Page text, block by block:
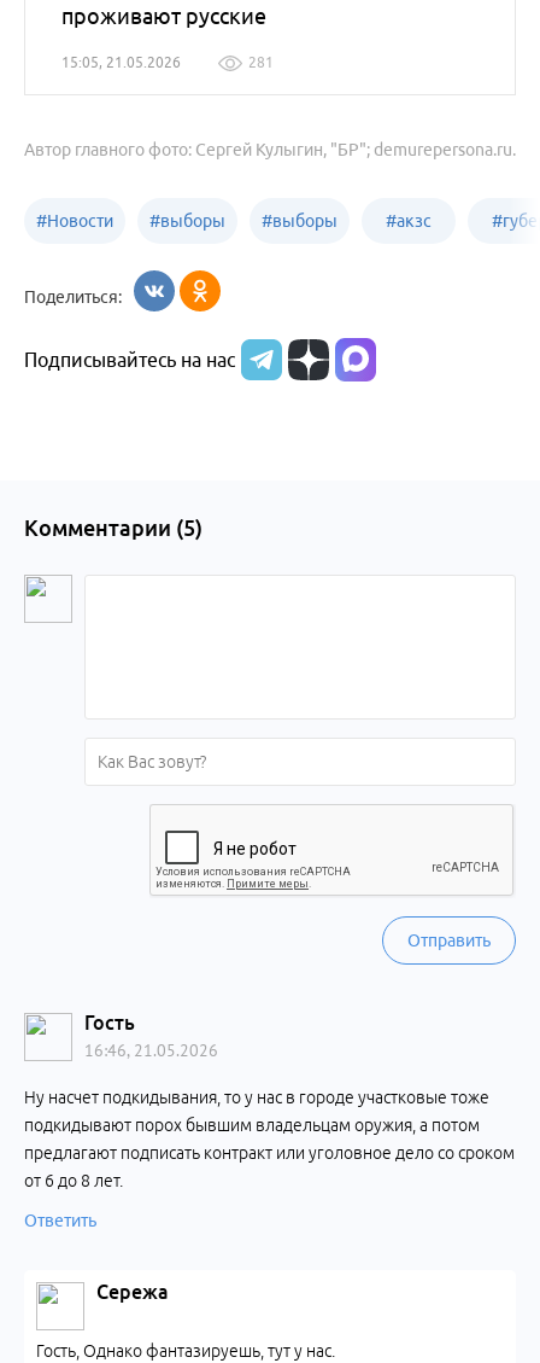
проживают русские
15:05, 21.05.2026 281
Автор главного фото: Сергей Кулыгин, "БР"; demurepersona.ru.
#Новости #выборы
в Бийске
#выборы #акзс #
Поделиться:
Подписывайтесь на нас
Комментарии (5)
Отправить
Гость
16:46, 21.05.2026
Ну насчет подкидывания, то у нас в городе участковые тоже
подкидывают порох бывшим владельцам оружия, а потом
предлагают подписать контракт или уголовное дело со сроком
от 6 до 8 лет.
Ответить
Сережа
Гость, Однако фантазируешь, тут у нас.